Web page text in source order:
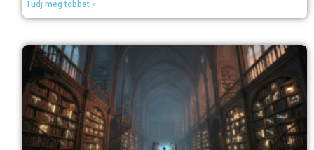
Tudj meg többet »